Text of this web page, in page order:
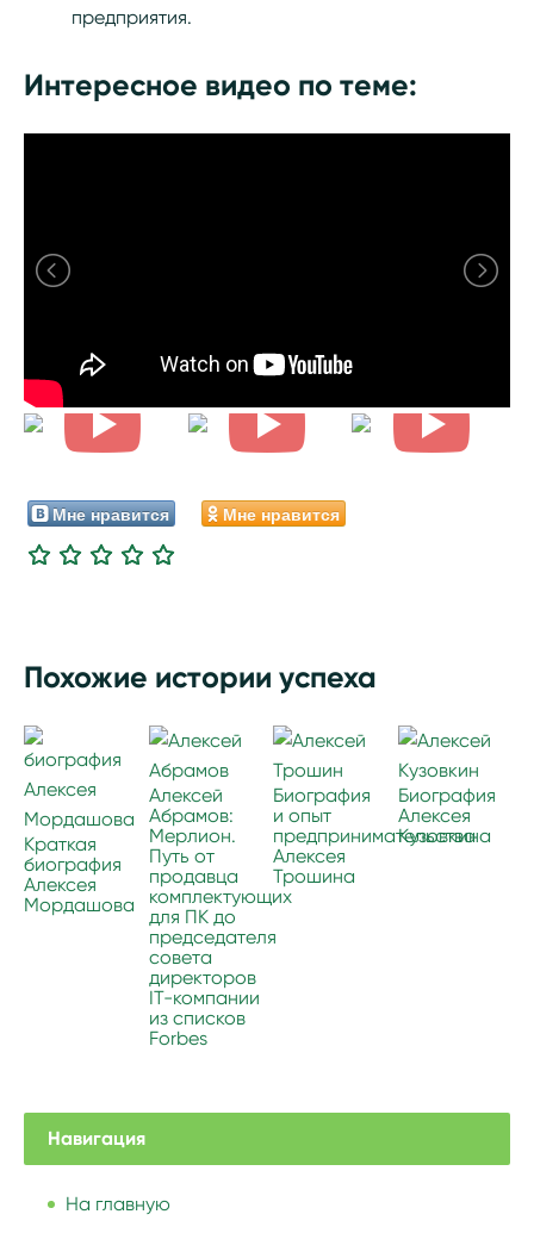
предприятия.
Интересное видео по теме:
Мне нравится Мне нравится
Похожие истории успеха
Краткая
биография
Алексея
Мордашова
Алексей
Абрамов:
Мерлион.
Путь от
продавца
комплектующих
для ПК до
председателя
совета
директоров
IT-компании
из списков
Forbes
Биография
и опыт
предпринимательства
Алексея
Трошина
Биография
Алексея
Кузовкина
Навигация
На главную